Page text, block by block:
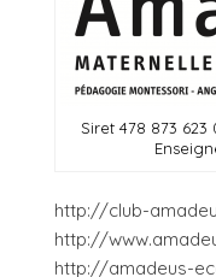
Siret 478 873 623
http://club-
http://
http://amadeus-